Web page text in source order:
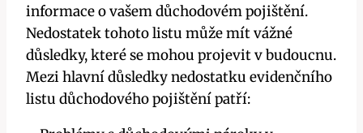
informace o vašem důchodovém pojištění.
Nedostatek tohoto listu může mít vážné
důsledky, které se mohou projevit v budoucnu.
Mezi hlavní důsledky nedostatku evidenčního
listu důchodového pojištění patří: